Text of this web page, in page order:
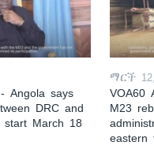
Angola says
DRC and
March 18
ማርች
VOA60
M23
eastern